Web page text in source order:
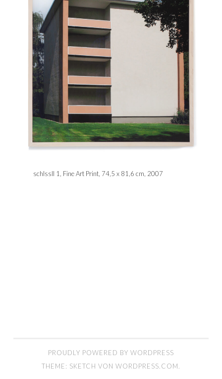
schlssll 1, Fine Art Print, 74,5 x 81,6 cm, 2007
PROUDLY POWERED BY WORDPRESS
THEME: SKETCH VON WORDPRESS.COM